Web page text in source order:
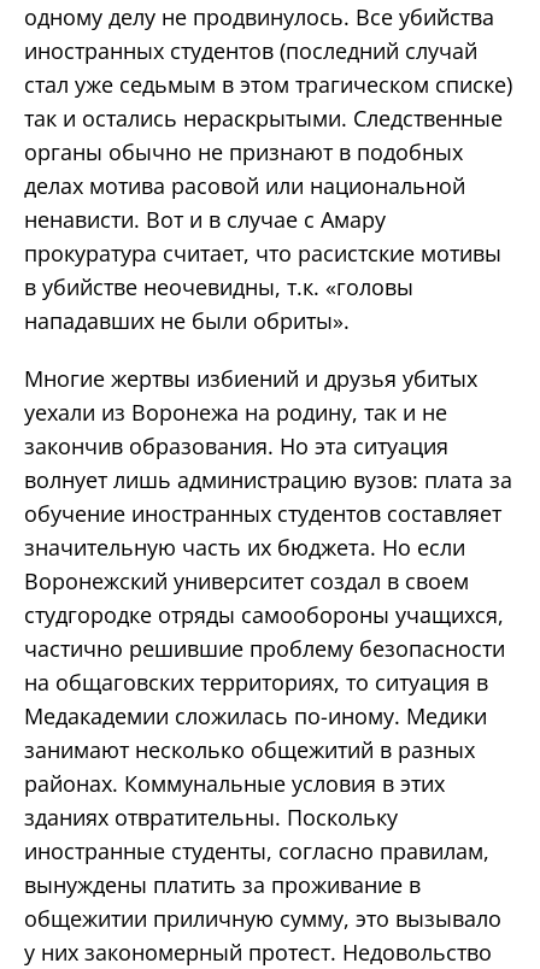
одному делу не продвинулось. Все убийства
иностранных студентов (последний случай
стал уже седьмым в этом трагическом списке)
так и остались нераскрытыми. Следственные
органы обычно не признают в подобных
делах мотива расовой или национальной
ненависти. Вот и в случае с Амару
прокуратура считает, что расистские мотивы
в убийстве неочевидны, т.к. «головы
нападавших не были обриты».
Многие жертвы избиений и друзья убитых
уехали из Воронежа на родину, так и не
закончив образования. Но эта ситуация
волнует лишь администрацию вузов: плата за
обучение иностранных студентов составляет
значительную часть их бюджета. Но если
Воронежский университет создал в своем
студгородке отряды самообороны учащихся,
частично решившие проблему безопасности
на общаговских территориях, то ситуация в
Медакадемии сложилась по-иному. Медики
занимают несколько общежитий в разных
районах. Коммунальные условия в этих
зданиях отвратительны. Поскольку
иностранные студенты, согласно правилам,
вынуждены платить за проживание в
общежитии приличную сумму, это вызывало
у них закономерный протест. Недовольство